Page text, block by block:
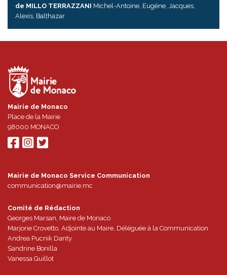
de MILLO TERRAZZANI Michel-Antoine, Eugène, Jacques,
Alexis, Balthazar
Mairie de Monaco
Place de la Mairie
98000 MONACO
Mairie de Monaco Service Communication
communication@mairie.mc
Comité de Rédaction
Georges Marsan, Maire de Monaco
Marjorie Crovetto, Adjointe au Maire, Déléguée à la Communication
Andrea Pucnik Danty
Sandrine Bonilla
Vanessa Guillot